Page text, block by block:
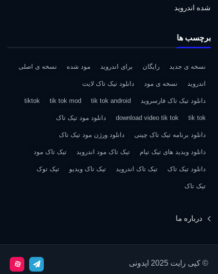
شده اندروید
برچسب ها
نسخه ی جدید رایگان برای اندروید مود شده نسخه ی اصلی
اندروید نسخه ی مود دانلود تیک تاک لایت
دانلود تیک تاک فارسروید tik tok android
tik tok mod
tiktok
tik tok
download video tik tok دانلود مود تیک تاک
دانلود برنامه تیک تاک چینی دانلود ورژن مود تیک تاک
دانلود ویدید های تیک تیام تیک تاک مود اندروید تیک تاک مود
دانلود تیک تاک تیک تاک اندروید تیک تاک ویدیو تیک توک
تیک تاک
درباره ما
© کپی رایت 2025 اپدونی